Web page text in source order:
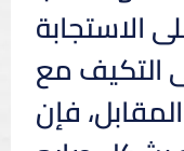
الاستجابة
التكيف مع
فإن